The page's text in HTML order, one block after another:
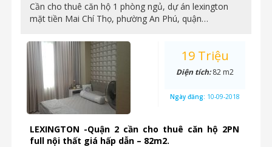
Cần cho thuê căn hộ 1 phòng ngủ, dự án lexington
mặt tiền Mai Chí Thọ, phường An Phú, quận…
LEXINGTON -Quận 2 cần cho thuê căn hộ 2PN
full nội thất giá hấp dẫn – 82m2.
19 Triệu
Diện tích:82 m2
Ngày đăng: 10-09-2018